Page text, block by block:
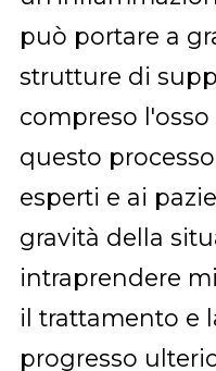
può portare a
strutture di
compreso
questo
esperti e ai
gravità della
intraprendere
il trattamento e
progresso